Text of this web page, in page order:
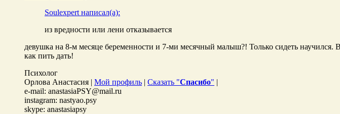
Soulexpert написал(а):
из вредности или лени отказывается
девушка на 8-м месяце беременности и 7-ми месячный малыш?! Только сидеть
как пить дать!
Психолог
Орлова Анастасия | Мой профиль | Сказать "Спасибо" |
e-mail: anastasiaPSY@mail.ru
instagram: nastyao.psy
skype: anastasiapsy